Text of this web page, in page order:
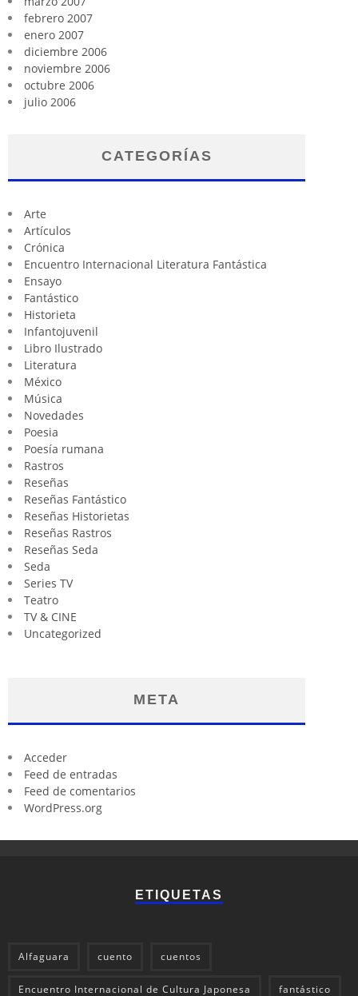
febrero 2007
enero 2007
diciembre 2006
noviembre 2006
octubre 2006
julio 2006
CATEGORÍAS
Arte
Artículos
Crónica
Encuentro Internacional Literatura Fantástica
Ensayo
Fantástico
Historieta
Infantojuvenil
Libro Ilustrado
Literatura
México
Música
Novedades
Poesia
Poesía rumana
Rastros
Reseñas
Reseñas Fantástico
Reseñas Historietas
Reseñas Rastros
Reseñas Seda
Seda
Series TV
Teatro
TV & CINE
Uncategorized
META
Acceder
Feed de entradas
Feed de comentarios
WordPress.org
ETIQUETAS
Alfaguara cuento cuentos
Encuentro Internacional de Cultura Japonesa fantástico